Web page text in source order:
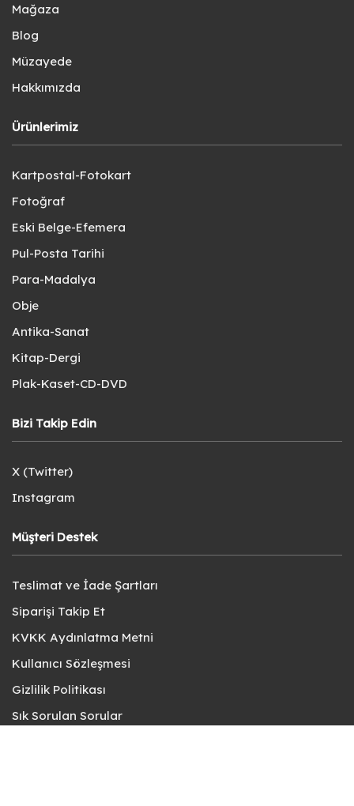
Mağaza
Blog
Müzayede
Hakkımızda
Ürünlerimiz
Kartpostal-Fotokart
Fotoğraf
Eski Belge-Efemera
Pul-Posta Tarihi
Para-Madalya
Obje
Antika-Sanat
Kitap-Dergi
Plak-Kaset-CD-DVD
Bizi Takip Edin
X (Twitter)
Instagram
Müşteri Destek
Teslimat ve İade Şartları
Siparişi Takip Et
KVKK Aydınlatma Metni
Kullanıcı Sözleşmesi
Gizlilik Politikası
Sık Sorulan Sorular